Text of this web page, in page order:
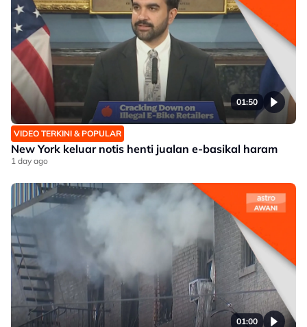
01:50
VIDEO TERKINI & POPULAR
New York keluar notis henti jualan e-basikal haram
1 day ago
01:00